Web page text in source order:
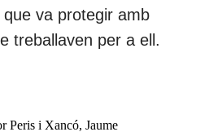
va protegir amb
treballaven per a ell.